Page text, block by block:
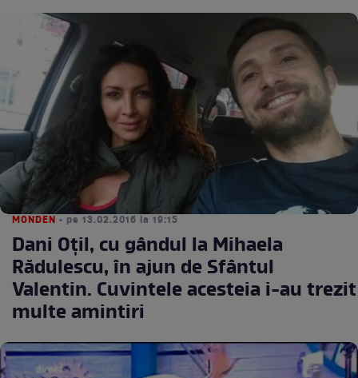
MONDEN • pe 13.02.2016 la 19:15
Dani Oțil, cu gândul la Mihaela
Rădulescu, în ajun de Sfântul
Valentin. Cuvintele acesteia i-au trezit
multe amintiri